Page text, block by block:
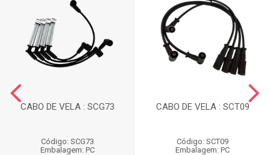
CABO DE VELA : SCG73
Código: SCG73
Embalagem: PC
CABO DE VELA : SCT09
Código: SCT09
Embalagem: PC